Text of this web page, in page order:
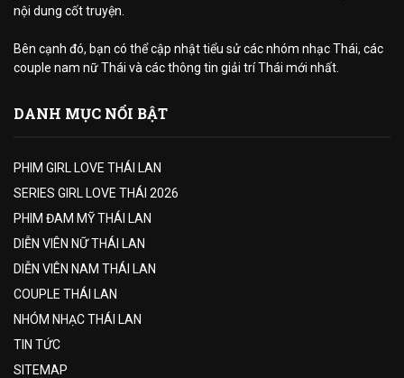
nội dung cốt truyện.
Bên cạnh đó, bạn có thể cập nhật tiểu sử các nhóm nhạc Thái, các
couple nam nữ Thái và các thông tin giải trí Thái mới nhất.
DANH MỤC NỔI BẬT
PHIM GIRL LOVE THÁI LAN
SERIES GIRL LOVE THÁI 2026
PHIM ĐAM MỸ THÁI LAN
DIỄN VIÊN NỮ THÁI LAN
DIỄN VIÊN NAM THÁI LAN
COUPLE THÁI LAN
NHÓM NHẠC THÁI LAN
TIN TỨC
SITEMAP